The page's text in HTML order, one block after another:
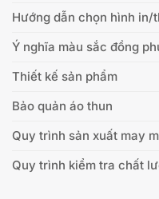
Hướng dẫn chọn hình in/
Ý nghĩa màu sắc đồng
Thiết kế sản phẩm
Bảo quản áo thun
Quy trình sản xuất may
Quy trình kiểm tra chất